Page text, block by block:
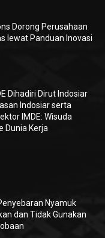
Dorong Perusahaan
lewat Panduan Inovasi
Dihadiri Dirut Indosiar
Indosiar serta
IMDE: Wisuda
Dunia Kerja
Nyamuk
dan Tidak Gunakan